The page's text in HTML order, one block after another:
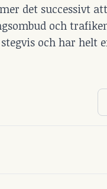
det successivt
och
och har helt